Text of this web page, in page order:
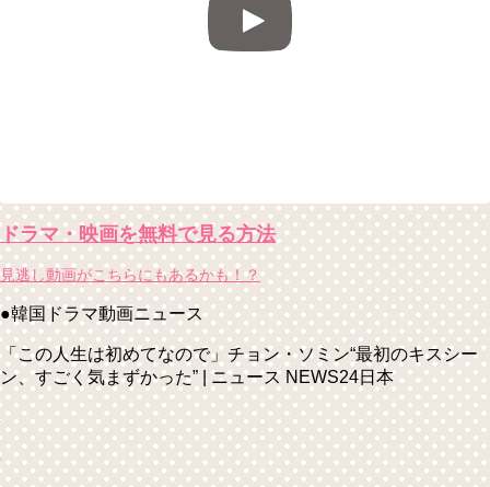
ドラマ・映画を無料で見る方法
見逃し動画がこちらにもあるかも！？
●韓国ドラマ動画ニュース
「この人生は初めてなので」チョン・ソミン“最初のキスシー
ン、すごく気まずかった” | ニュース NEWS24日本